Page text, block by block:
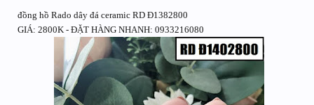
đồng hồ Rado dây đá ceramic RD Đ1382800
GIÁ: 2800K - ĐẶT HÀNG NHANH: 0933216080